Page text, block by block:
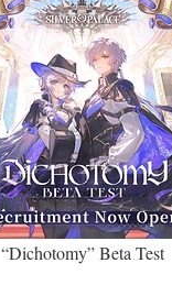
“Dichotomy” Beta Test